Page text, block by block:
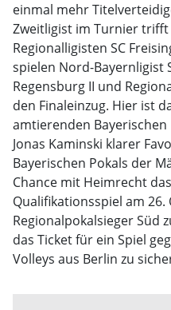
einmal mehr
Zweitligist im Turnier
Regionalligisten SC
spielen Nord-Bayernligist
Regensburg II und
den Finaleinzug. Hier ist
amtierenden
Jonas Kaminski klarer
Bayerischen Pokals der
Chance mit Heimrecht
Qualifikationsspiel am 26.
Regionalpokalsieger Süd
das Ticket für ein Spiel
Volleys aus Berlin zu